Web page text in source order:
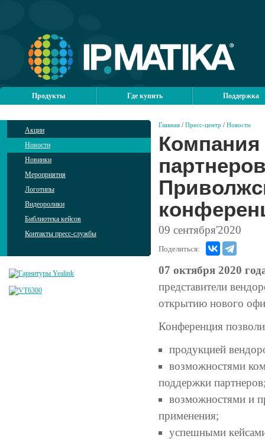
Продукты Где купить Поддержка
Акции
Новости
Новинки
Мероприятия
Логотипы
Видеоролики
Библиотека кейсов
Контакты пресс-службы
Главная / Пресс-центр / Новости
09 сентября'2020
Поделиться:
07 октября 2020
представители
открытию нового
Конференция
продукцией
возможностями
поддержки
возможностями и
применения;
успешными